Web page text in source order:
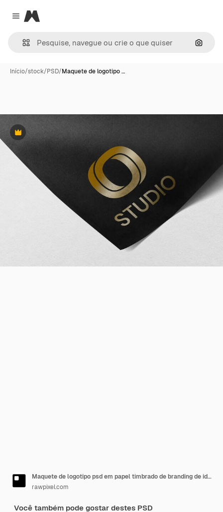
Close menu
Magnific
Início/stock/PSD/Maquete de logotipo …
Premium
Maquete de logotipo psd em papel timbrado de branding de identidade corporativa
rawpixel.com
Você também pode gostar destes PSD